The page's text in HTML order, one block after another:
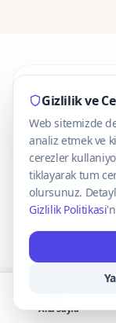
©
Gizlilik ve
Web sitemizde
analiz etmek ve
cerezler
tiklayarak tum
olursunuz.
Gizlilik Politikasi
Ana Sayfa